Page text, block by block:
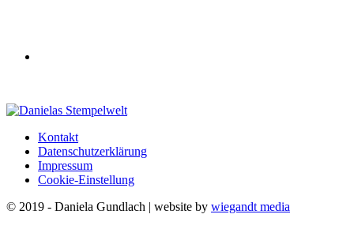
Kontakt
Datenschutzerklärung
Impressum
Cookie-Einstellung
© 2019 - Daniela Gundlach | website by wiegandt media